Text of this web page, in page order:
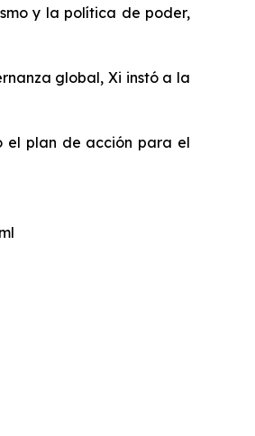
y la política de poder,
global, Xi instó a la
el plan de acción para el